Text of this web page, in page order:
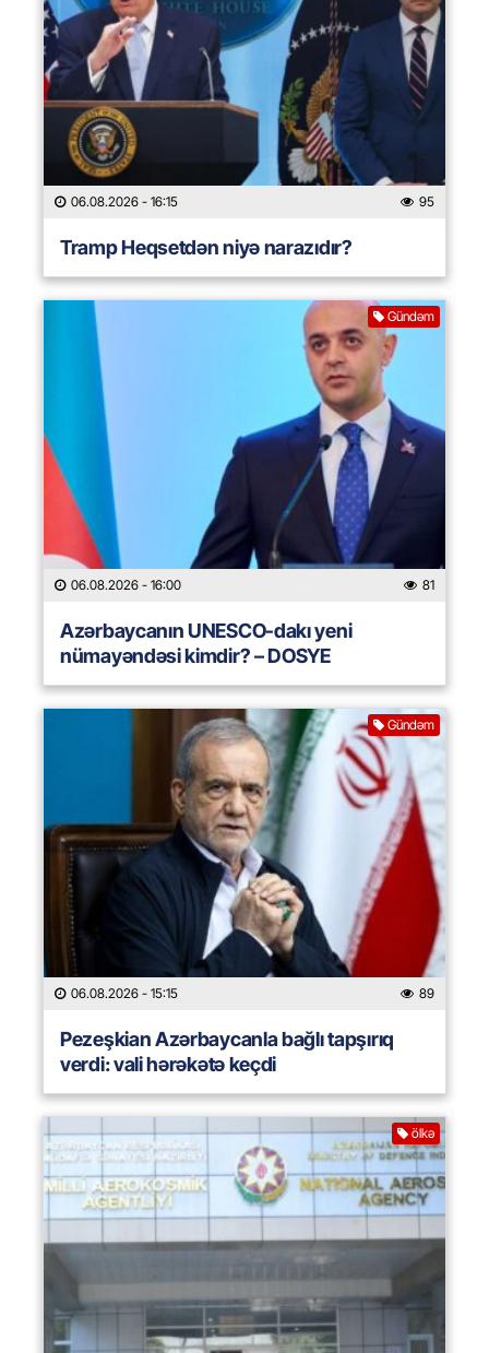
06.08.2026 - 16:15 95
Tramp Heqsetdən niyə narazıdır?
Gündəm
06.08.2026 - 16:00 81
Azərbaycanın UNESCO-dakı yeni
nümayəndəsi kimdir? – DOSYE
Gündəm
06.08.2026 - 15:15 89
Pezeşkian Azərbaycanla bağlı tapşırıq
verdi: vali hərəkətə keçdi
ölkə